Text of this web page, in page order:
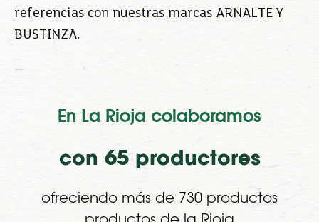
referencias con nuestras marcas ARNALTE Y
BUSTINZA.
En La Rioja colaboramos
con 65 productores
ofreciendo más de 730 productos